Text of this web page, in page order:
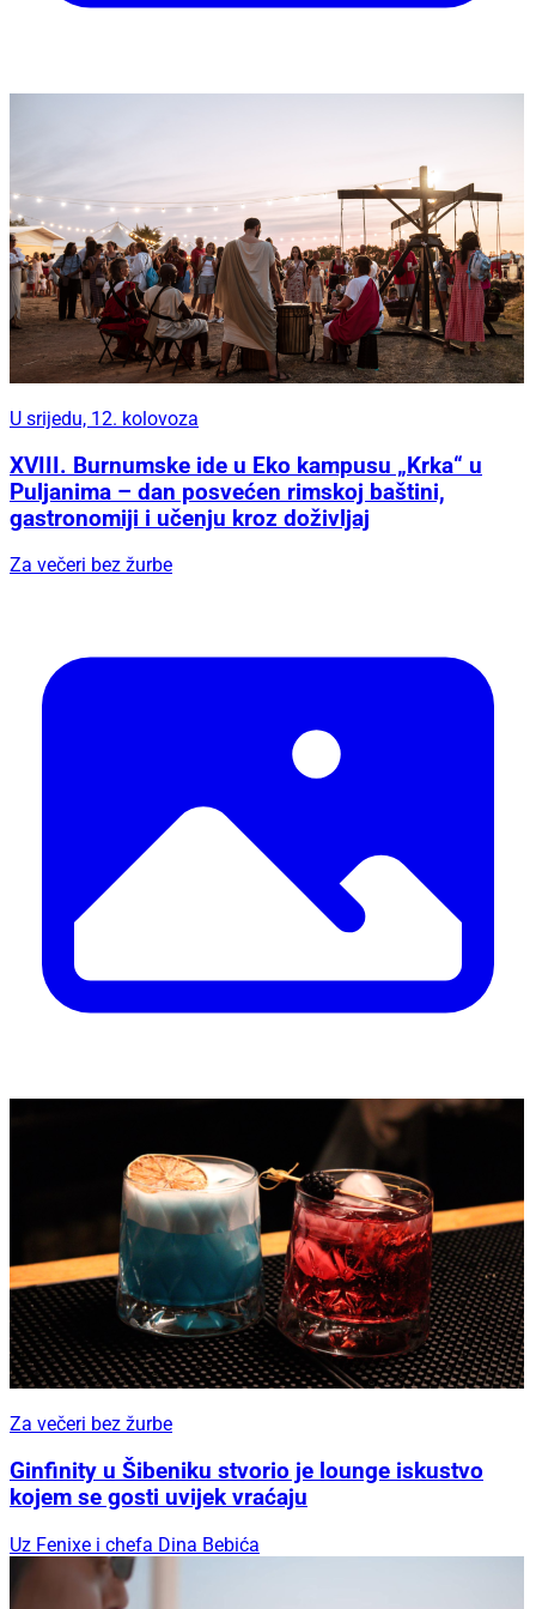
U srijedu, 12. kolovoza
XVIII. Burnumske ide u Eko kampusu „Krka“ u
Puljanima – dan posvećen rimskoj baštini,
gastronomiji i učenju kroz doživljaj
Za večeri bez žurbe
Za večeri bez žurbe
Ginfinity u Šibeniku stvorio je lounge iskustvo
kojem se gosti uvijek vraćaju
Uz Fenixe i chefa Dina Bebića